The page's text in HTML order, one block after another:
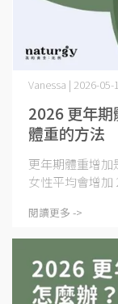
2026 更年
體重的方法
Vanessa | 2026-05-
更年期體重增
女性平均會增
閱讀更多 ->